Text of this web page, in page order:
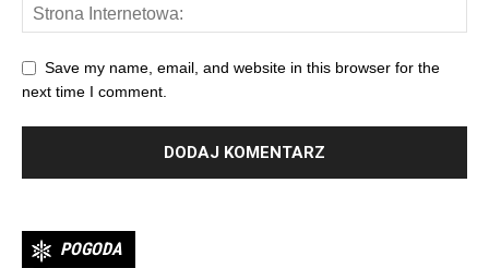
Save my name, email, and website in this browser for the
next time I comment.
POGODA